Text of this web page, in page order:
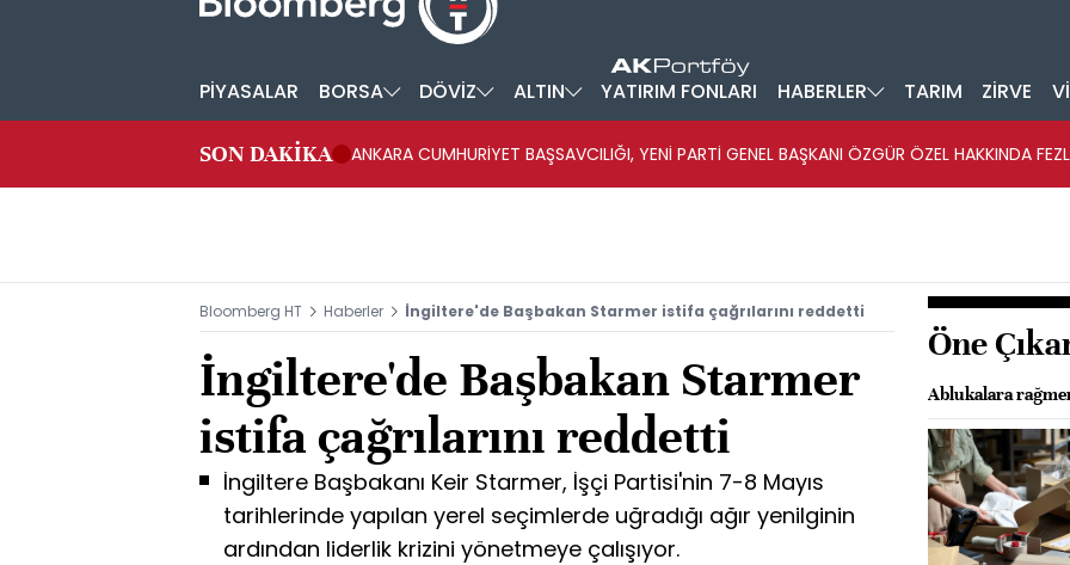
PİYASALAR BORSA DÖVİZ ALTIN YATIRIM FONLARI HABERLER TARIM ZİRVE
SON DAKİKA
ANKARA CUMHURİYET BAŞSAVCILIĞI, YENİ PARTİ GENEL BAŞKANI ÖZGÜR ÖZEL HAKKINDA
Bloomberg HT Haberler İngiltere'de Başbakan Starmer istifa çağrılarını reddetti
İngiltere'de Başbakan Starmer
istifa çağrılarını reddetti
İngiltere Başbakanı Keir Starmer, İşçi Partisi'nin 7-8 Mayıs
tarihlerinde yapılan yerel seçimlerde uğradığı ağır yenilginin
ardından liderlik krizini yönetmeye çalışıyor.
Öne
Ablukalara